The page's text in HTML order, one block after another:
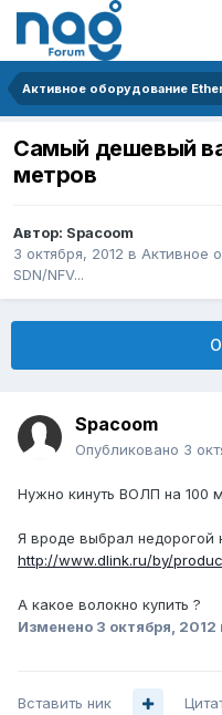
Самый дешевый
метров
Автор: Spacoom
3 октября, 2012 в Активное
SDN/NFV...
Spacoom
Опубликовано 3
Нужно кинуть ВОЛП на 100
Я вроде выбрал недорогой
http://www.dlink.ru/by/
А какое волокно купить ?
Изменено 3 октября, 2012
Вставить ник